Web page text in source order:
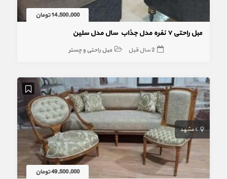
14,500,000 تومان
مبل راحتی ۷ نفره مدل جذاب سال مدل سلین
2 سال قبل مبل راحتی و چستر
مشهد
49,500,000 تومان